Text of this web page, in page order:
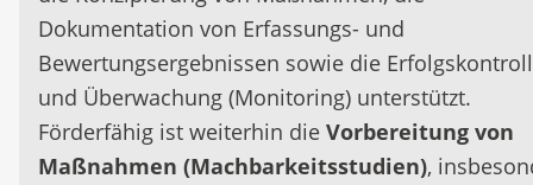
Dokumentation von Erfassungs- und
Bewertungsergebnissen sowie die
und Überwachung (Monitoring) unterstützt.
Förderfähig ist weiterhin die Vorbereitung von
Maßnahmen (Machbarkeitsstudien),